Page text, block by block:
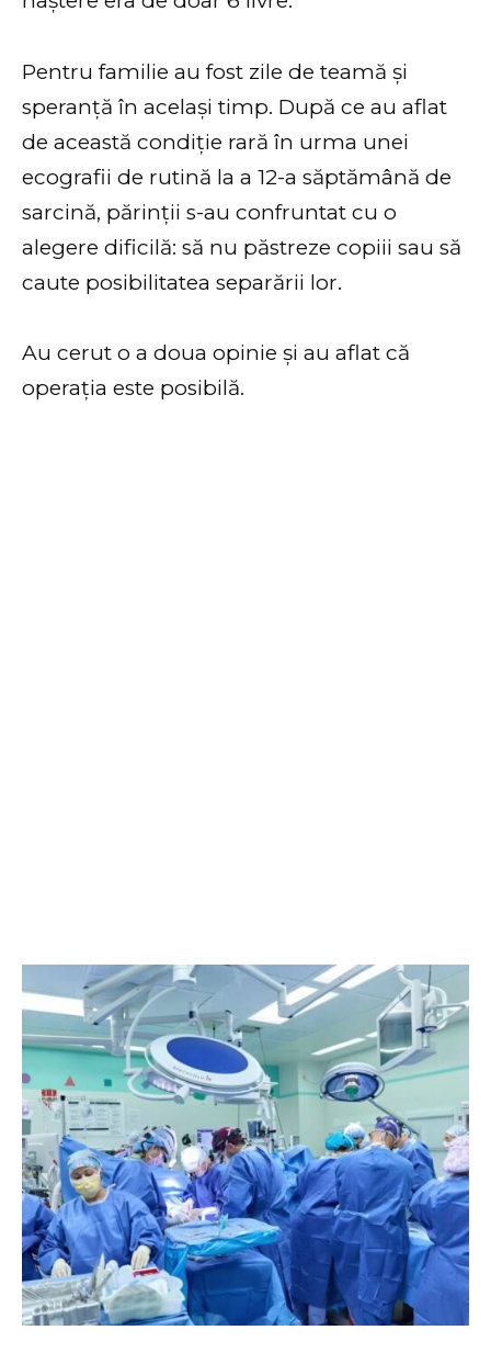
Pentru familie au fost zile de teamă și
speranță în același timp. După ce au aflat
de această condiție rară în urma unei
ecografii de rutină la a 12-a săptămână de
sarcină, părinții s-au confruntat cu o
alegere dificilă: să nu păstreze copiii sau să
caute posibilitatea separării lor.
Au cerut o a doua opinie și au aflat că
operația este posibilă.